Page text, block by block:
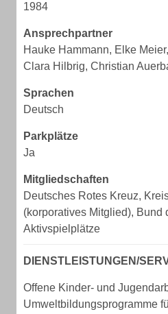
1984
Ansprechpartner
Hauke Hammann, Elke
Clara Hilbrig, Christian
Sprachen
Deutsch
Parkplätze
Ja
Mitgliedschaften
Deutsches Rotes Kreuz,
(korporatives Mitglied), Bund
Aktivspielplätze
DIENSTLEISTUNGEN/
Offene Kinder- und
Umweltbildungsprogramme